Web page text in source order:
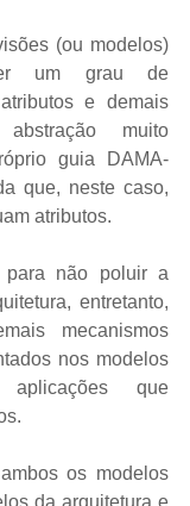
(ou modelos)
um grau de
e demais
muito
guia DAMA-
que, neste caso,
atributos.
não poluir a
entretanto,
mecanismos
nos modelos
que
os modelos
da arquitetura e